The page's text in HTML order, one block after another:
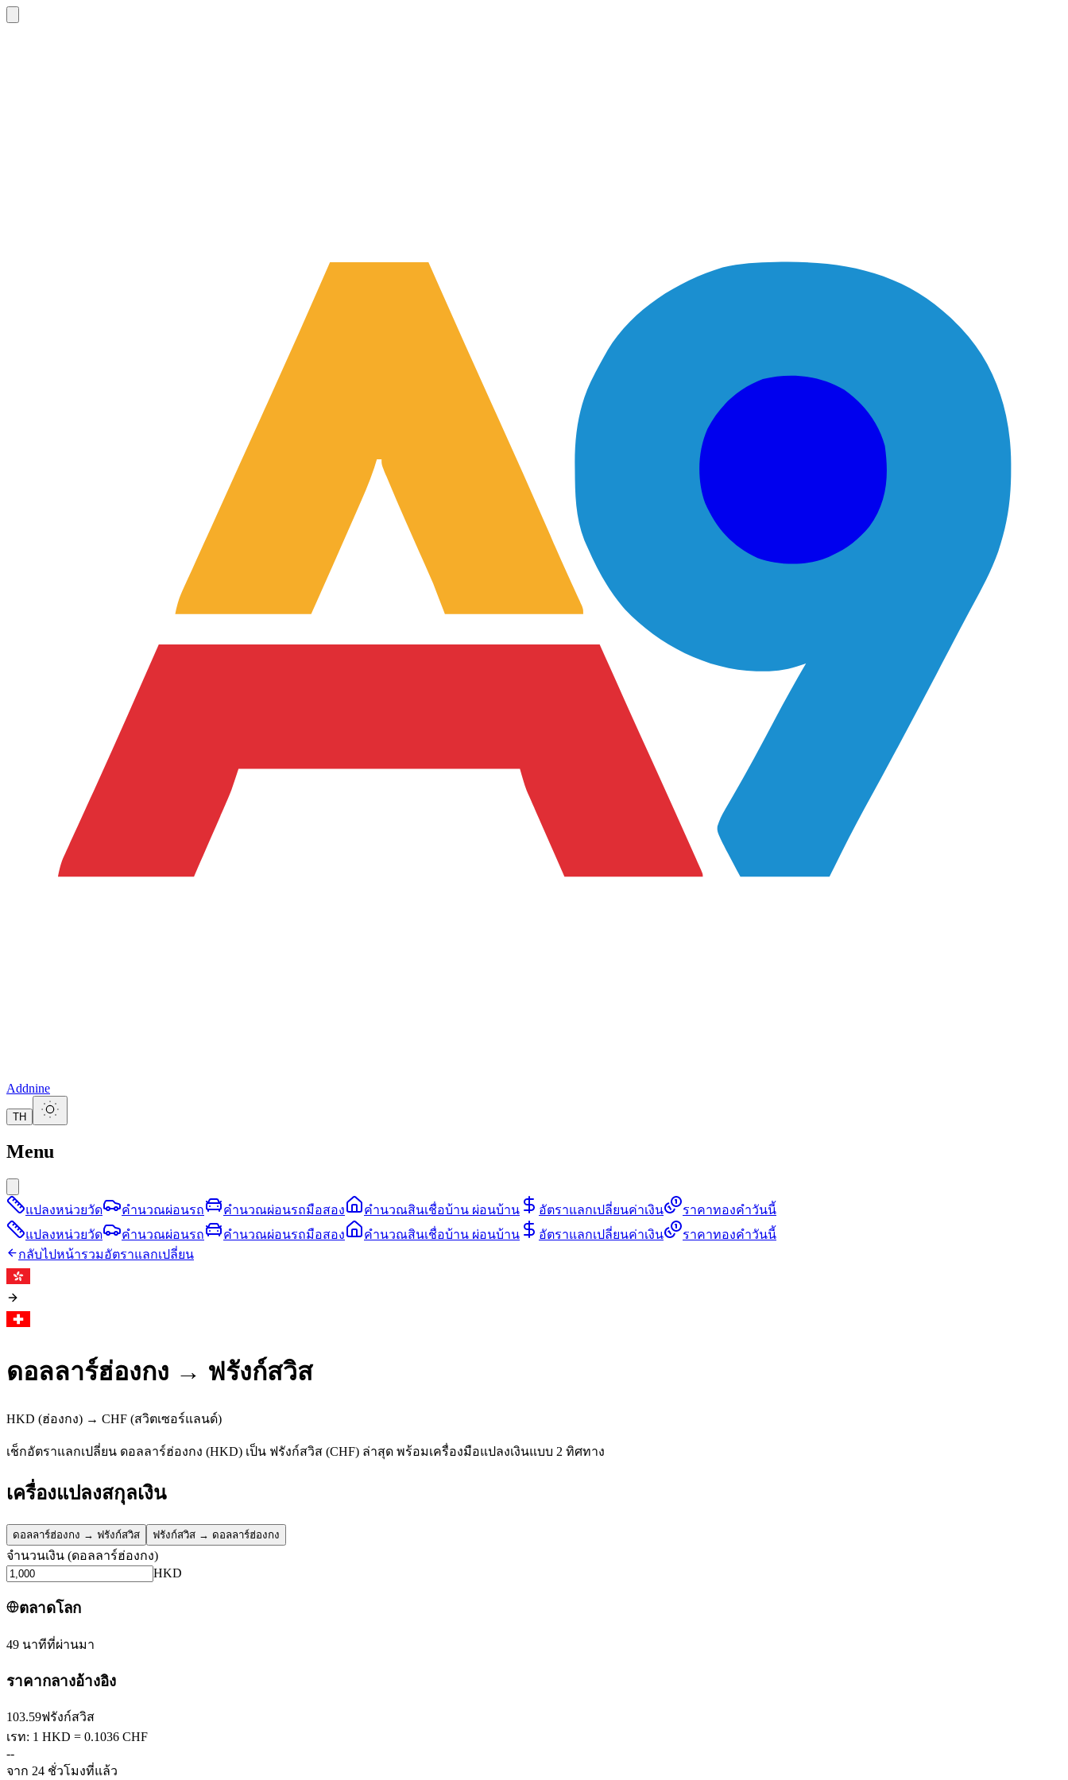
Addnine
TH
Menu
แปลงหน่วยวัด คำนวณผ่อนรถ คำนวณผ่อนรถมือสอง คำนวณสินเชื่อบ้าน ผ่อนบ้าน อัตราแลกเปลี่ยนค่าเงิน
ราคาทองคำวันนี้
แปลงหน่วยวัด
คำนวณผ่อนรถ คำนวณผ่อนรถมือสอง คำนวณสินเชื่อบ้าน ผ่อนบ้าน อัตราแลกเปลี่ยนค่าเงิน
ราคาทองคำวันนี้
กลับไปหน้ารวมอัตราแลกเปลี่ยน
ดอลลาร์ฮ่องกง → ฟรังก์สวิส
HKD (ฮ่องกง) → CHF (สวิตเซอร์แลนด์)
เช็กอัตราแลกเปลี่ยน ดอลลาร์ฮ่องกง (HKD) เป็น ฟรังก์สวิส (CHF) ล่าสุด พร้อมเครื่องมือแปลงเงินแบบ 2 ทิศทาง
เครื่องแปลงสกุลเงิน
ดอลลาร์ฮ่องกง → ฟรังก์สวิส ฟรังก์สวิส → ดอลลาร์ฮ่องกง
จำนวนเงิน (ดอลลาร์ฮ่องกง)
HKD
ตลาดโลก
49 นาทีที่ผ่านมา
ราคากลางอ้างอิง
103.59ฟรังก์สวิส
เรท: 1 HKD = 0.1036 CHF
--
จาก 24 ชั่วโมงที่แล้ว